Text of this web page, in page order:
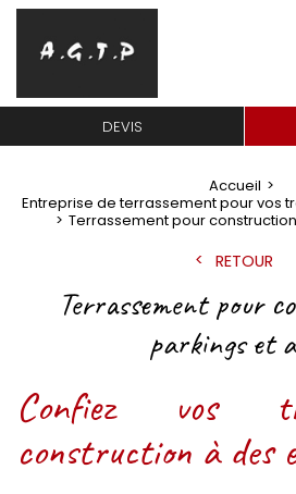
DEVIS
Accueil
Entreprise de terrassement pour vos
Terrassement pour
RETOUR
Terrassement pour
parkings et
Confiez vos
construction à des